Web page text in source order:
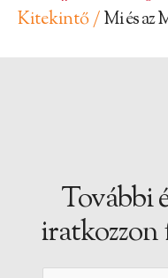
Kitekintő /Mi és az
További